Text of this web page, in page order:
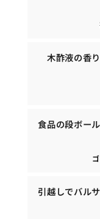
木酢液の香
食品の段ボー
引越しでバル